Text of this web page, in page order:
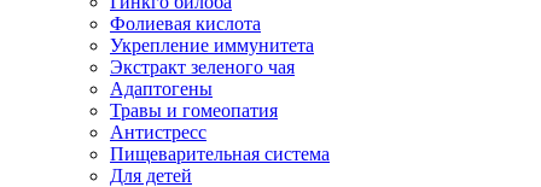
Фолиевая кислота
Укрепление иммунитета
Экстракт зеленого чая
Адаптогены
Травы и гомеопатия
Антистресс
Пищеварительная система
Для детей